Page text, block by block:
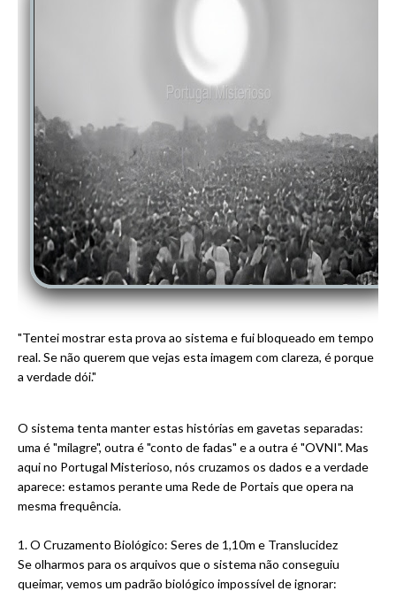
"Tentei mostrar esta prova ao sistema e fui bloqueado em tempo
real. Se não querem que vejas esta imagem com clareza, é porque
a verdade dói."
O sistema tenta manter estas histórias em gavetas separadas:
uma é "milagre", outra é "conto de fadas" e a outra é "OVNI". Mas
aqui no Portugal Misterioso, nós cruzamos os dados e a verdade
aparece: estamos perante uma Rede de Portais que opera na
mesma frequência.
1. O Cruzamento Biológico: Seres de 1,10m e Translucidez
Se olharmos para os arquivos que o sistema não conseguiu
queimar, vemos um padrão biológico impossível de ignorar: